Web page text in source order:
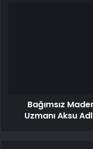
Bağımsız
Uzmanı Aksu